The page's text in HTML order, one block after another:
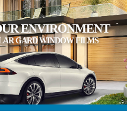
ENVIRONMENT
GARD WINDOW FILMS